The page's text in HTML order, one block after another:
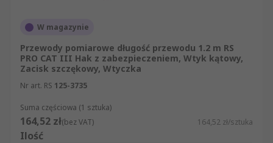
W magazynie
Przewody pomiarowe długość przewodu 1.2 m RS
PRO CAT III Hak z zabezpieczeniem, Wtyk kątowy,
Zacisk szczękowy, Wtyczka
Nr art. RS 125-3735
Suma częściowa (1 sztuka)
164,52 zł(bez VAT) 164,52 zł/sztuka
Ilość